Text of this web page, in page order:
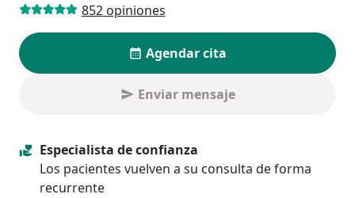
852 opiniones
Agendar cita
Enviar mensaje
Especialista de confianza
Los pacientes vuelven a su consulta de forma
recurrente